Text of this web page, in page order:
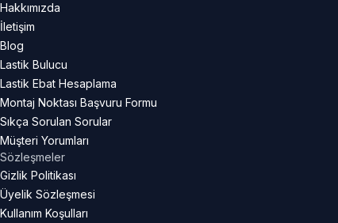
Hakkımızda
İletişim
Blog
Lastik Bulucu
Lastik Ebat Hesaplama
Montaj Noktası Başvuru Formu
Sıkça Sorulan Sorular
Müşteri Yorumları
Sözleşmeler
Gizlik Politikası
Üyelik Sözleşmesi
Kullanım Koşulları